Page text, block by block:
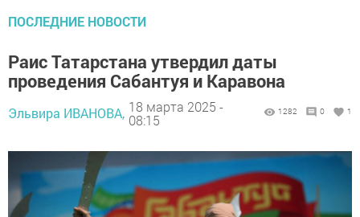
ПОСЛЕДНИЕ НОВОСТИ
Раис Татарстана утвердил даты
проведения Сабантуя и Каравона
Эльвира ИВАНОВА, 18 марта 2025 -
08:15
1282 0 1